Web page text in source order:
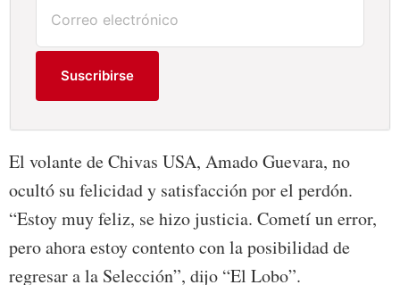
Suscribirse
El volante de Chivas USA, Amado Guevara, no
ocultó su felicidad y satisfacción por el perdón.
“Estoy muy feliz, se hizo justicia. Cometí un error,
pero ahora estoy contento con la posibilidad de
regresar a la Selección”, dijo “El Lobo”.